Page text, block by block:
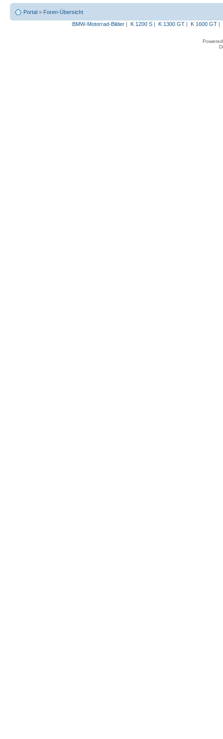
Portal » Foren-Übersicht
BMW-Motorrad-Bilder| K 1200 S| K 1300 GT| K 1600 GT|